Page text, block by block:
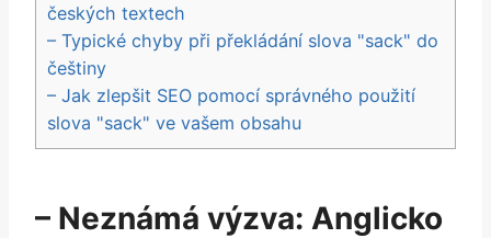
českých textech
– Typické chyby při překládání slova "sack" do
češtiny
– Jak zlepšit SEO pomocí správného použití
slova "sack" ve vašem obsahu
– Neznámá výzva: Anglicko